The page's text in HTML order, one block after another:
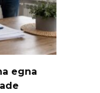
egna